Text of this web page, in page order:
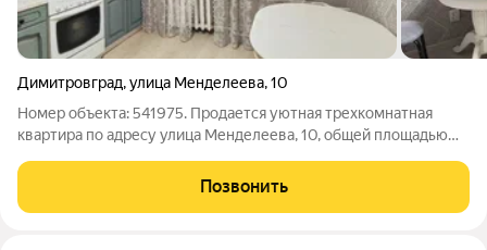
Димитровград,улица Менделеева,10
Номер объекта: 541975. Продается уютная трехкомнатная
квартира по адресу улица Менделеева, 10, общей площадью
создать свой идеальный дом, поскольку она требует
косметического ремонта, что
Позвонить